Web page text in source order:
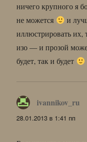
ничего крупного я
не можется
и
иллюстрировать их,
изо — и прозой
будет, так и будет
ivannikov_ru
28.01.2013 в 1:41 пп